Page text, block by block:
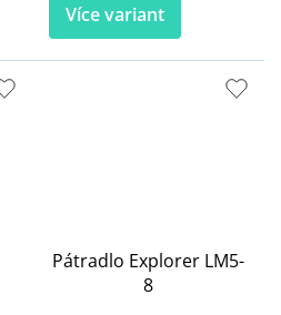
Více variant
Pátradlo Explorer LM5-
8